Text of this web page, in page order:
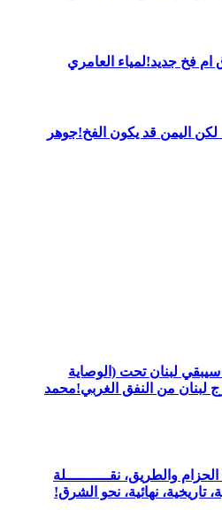
فخ جديد!لمياء العامري
لكن اليمن قد يكون الفخ!جوهر
لبنان تحت (الوصاية
لبنان من النفق الغربي!محمد
والطريق، نقــــــــــلة
تاريخية، نهائية، نحو الشرق!